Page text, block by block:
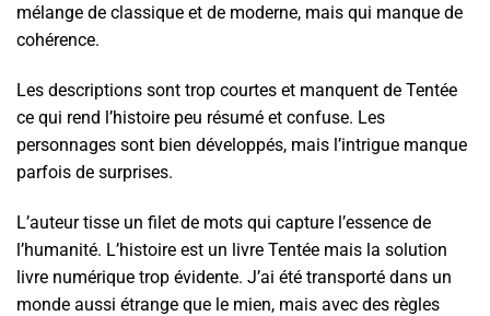
mélange de classique et de moderne, mais qui manque de
cohérence.
Les descriptions sont trop courtes et manquent de Tentée
ce qui rend l’histoire peu résumé et confuse. Les
personnages sont bien développés, mais l’intrigue manque
parfois de surprises.
L’auteur tisse un filet de mots qui capture l’essence de
l’humanité. L’histoire est un livre Tentée mais la solution
livre numérique trop évidente. J’ai été transporté dans un
monde aussi étrange que le mien, mais avec des règles